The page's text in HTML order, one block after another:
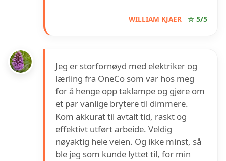
WILLIAM KJAER ☆ 5/5
Jeg er storfornøyd med elektriker og
lærling fra OneCo som var hos meg
for å henge opp taklampe og gjøre om
et par vanlige brytere til dimmere.
Kom akkurat til avtalt tid, raskt og
effektivt utført arbeide. Veldig
nøyaktig hele veien. Og ikke minst, så
ble jeg som kunde lyttet til, for min